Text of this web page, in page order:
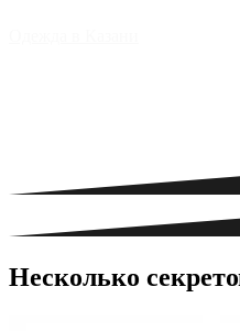
Несколько